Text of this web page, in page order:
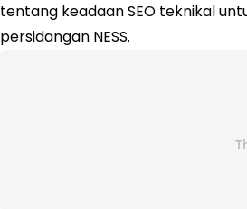
tentang keadaan SEO teknikal
persidangan NESS.